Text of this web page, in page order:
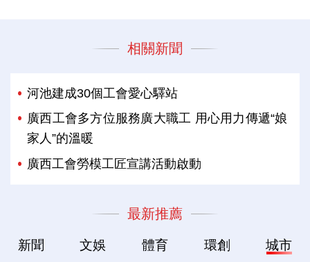
相關新聞
河池建成30個工會愛心驛站
廣西工會多方位服務廣大職工 用心用力傳遞“娘
家人”的溫暖
廣西工會勞模工匠宣講活動啟動
最新推薦
新聞 文娛 體育 環創 城市